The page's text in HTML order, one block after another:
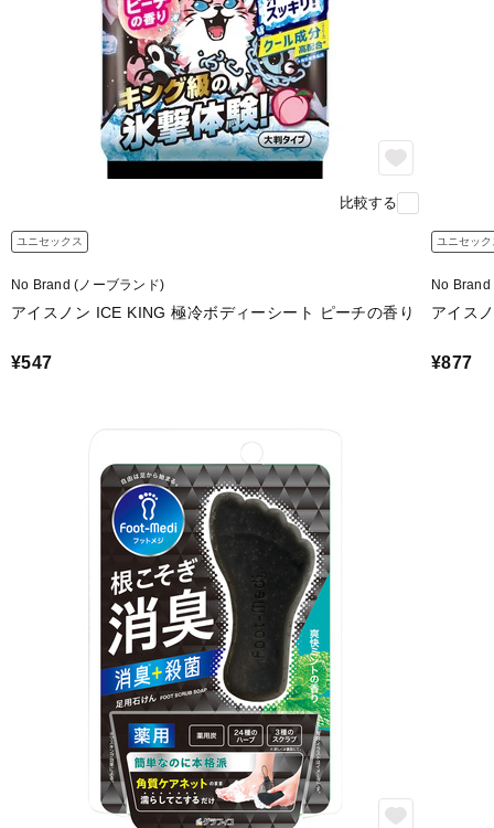
比較する
ユニセックス
No Brand (ノーブランド)
アイスノン ICE KING 極冷ボディーシート ピーチの香り
¥547
ユニセック
No Brand
アイス
¥877